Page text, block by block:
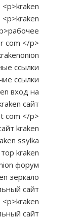
</p> <p>kraken
</p> <p>kraken
p> <p>рабочее
clear com </p>
krakenonion
ссылки
ссылки
вход на
<p>kraken сайт
com </p>
сайт kraken
kraken ssylka
тор kraken
onion форум
зеркало
сайт
</p> <p>kraken
сайт